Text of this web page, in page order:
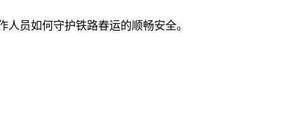
员如何守护铁路春运的顺畅安全。